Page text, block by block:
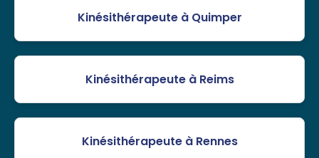
Kinésithérapeute à Quimper
Kinésithérapeute à Reims
Kinésithérapeute à Rennes